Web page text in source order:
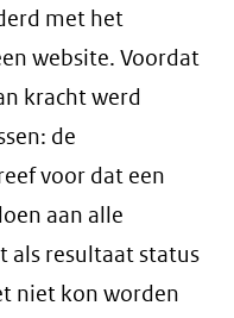
met het
website. Voordat
kracht werd
de
voor dat een
aan alle
als resultaat status
niet kon worden